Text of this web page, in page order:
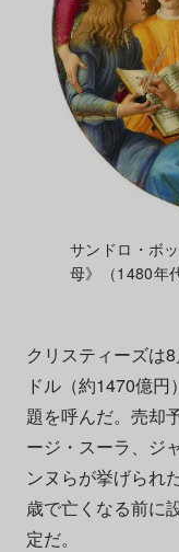
サンドロ・ボ
母》（1480年
クリスティーズは
ドル（約1470億
題を呼んだ。売却
ージ・スーラ、ジ
ンヌらが挙げられ
歳で亡くなる前に
定だ。